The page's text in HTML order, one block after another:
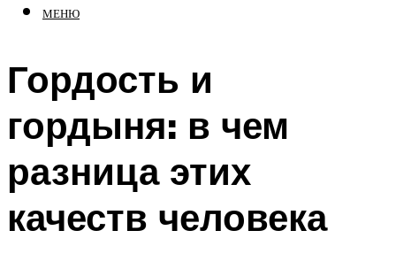
МЕНЮ
Гордость и
гордыня: в чем
разница этих
качеств человека